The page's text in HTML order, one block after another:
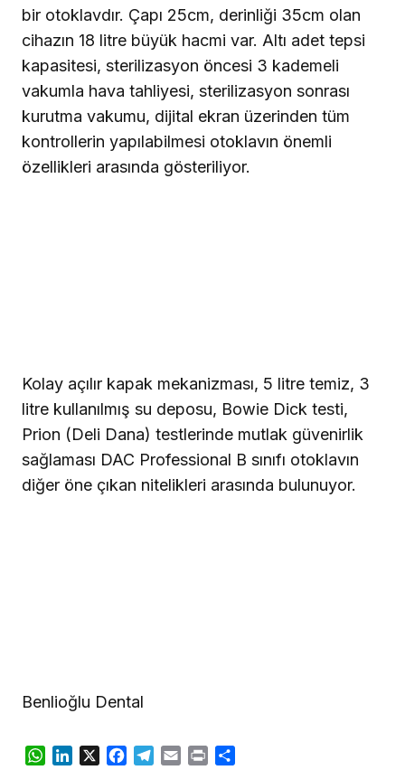
bir otoklavdır. Çapı 25cm, derinliği 35cm olan
cihazın 18 litre büyük hacmi var. Altı adet tepsi
kapasitesi, sterilizasyon öncesi 3 kademeli
vakumla hava tahliyesi, sterilizasyon sonrası
kurutma vakumu, dijital ekran üzerinden tüm
kontrollerin yapılabilmesi otoklavın önemli
özellikleri arasında gösteriliyor.
Kolay açılır kapak mekanizması, 5 litre temiz, 3
litre kullanılmış su deposu, Bowie Dick testi,
Prion (Deli Dana) testlerinde mutlak güvenirlik
sağlaması DAC Professional B sınıfı otoklavın
diğer öne çıkan nitelikleri arasında bulunuyor.
Benlioğlu Dental
WhatsApp
LinkedIn
X Facebook
Telegram
Email Print